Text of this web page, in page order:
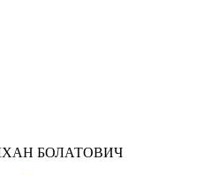
БОЛАТОВИЧ